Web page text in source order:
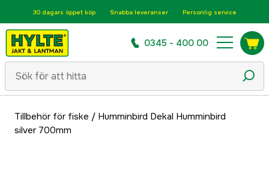
30 dagars öppet köp Snabba leveranser Personlig service
0345 - 400 00
Tillbehör för fiske / Humminbird Dekal Humminbird
silver 700mm